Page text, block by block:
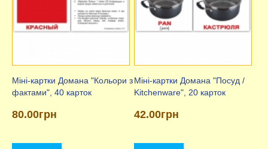
Міні-картки Домана "Кольори з
фактами", 40 карток
80.00грн
Міні-картки Домана "Посуд /
Kitchenware", 20 карток
42.00грн